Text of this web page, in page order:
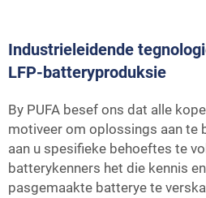
Industrieleidende
LFP-batteryproduksie
By PUFA besef ons dat alle
motiveer om oplossings aan te
aan u spesifieke behoeftes te
batterykenners het die kennis
pasgemaakte batterye te